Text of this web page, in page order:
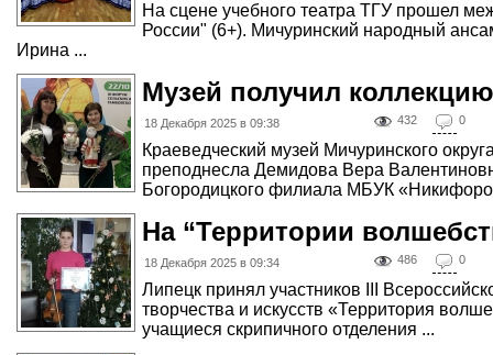
На сцене учебного театра ТГУ прошел
России" (6+). Мичуринский народный
Ирина ...
Музей получил
18 Декабря 2025 в 09:38 432 0
Краеведческий музей Мичуринского
преподнесла Демидова Вера
Богородицкого филиала МБУК
На “Территории
18 Декабря 2025 в 09:34 486 0
Липецк принял участников III
творчества и искусств «Территория
учащиеся скрипичного отделения ...